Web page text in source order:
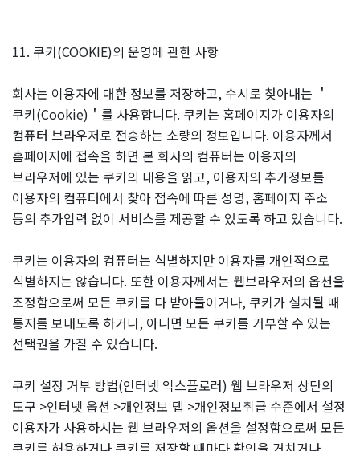
11. 쿠키(COOKIE)의 운영에 관한 사항
회사는 이용자에 대한 정보를 저장하고, 수시로 찾아내는 ＇
쿠키(Cookie)＇를 사용합니다. 쿠키는 홈페이지가 이용자의
컴퓨터 브라우저로 전송하는 소량의 정보입니다. 이용자께서
홈페이지에 접속을 하면 본 회사의 컴퓨터는 이용자의
브라우저에 있는 쿠키의 내용을 읽고, 이용자의 추가정보를
이용자의 컴퓨터에서 찾아 접속에 따른 성명, 홈페이지 주소
등의 추가입력 없이 서비스를 제공할 수 있도록 하고 있습니다.
쿠키는 이용자의 컴퓨터는 식별하지만 이용자를 개인적으로
식별하지는 않습니다. 또한 이용자께서는 웹브라우저의 옵션을
조정함으로써 모든 쿠키를 다 받아들이거나, 쿠키가 설치될 때
통지를 보내도록 하거나, 아니면 모든 쿠키를 거부할 수 있는
선택권을 가질 수 있습니다.
쿠키 설정 거부 방법(인터넷 익스플로러) 웹 브라우저 상단의
도구 >인터넷 옵션 >개인정보 탭 >개인정보취급 수준에서 설정
이용자가 사용하시는 웹 브라우저의 옵션을 설정함으로써 모든